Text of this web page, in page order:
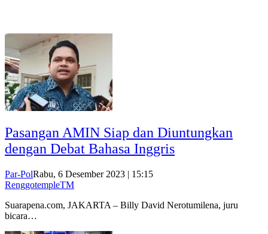
Pasangan AMIN Siap dan Diuntungkan
dengan Debat Bahasa Inggris
Par-PolRabu, 6 Desember 2023 | 15:15
RenggotempleTM
Suarapena.com, JAKARTA – Billy David Nerotumilena, juru
bicara…